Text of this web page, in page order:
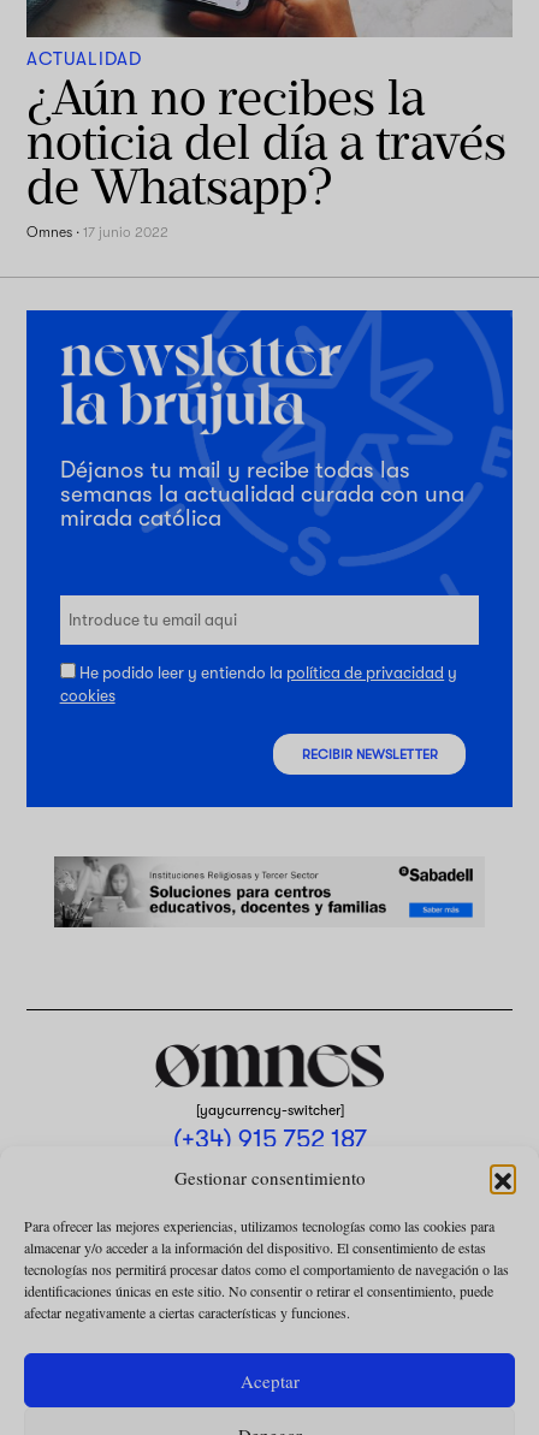
Gestionar consentimiento
Para ofrecer las mejores experiencias, utilizamos tecnologías como las cookies para
almacenar y/o acceder a la información del dispositivo. El consentimiento de estas
tecnologías nos permitirá procesar datos como el comportamiento de navegación o las
identificaciones únicas en este sitio. No consentir o retirar el consentimiento, puede
afectar negativamente a ciertas características y funciones.
Aceptar
ACTUALIDAD
¿Aún no recibes la
noticia del día a través
de Whatsapp?
Omnes ·17 junio 2022
Déjanos tu mail y recibe todas las
semanas la actualidad curada con una
mirada católica
He podido leer y entiendo la política de privacidad y
cookies
RECIBIR NEWSLETTER
[yaycurrency-switcher]
(+34) 915 752 187
omnes@omnesmag.com
POLÍTICA DE PRIVACIDAD
USO DE COOKIES